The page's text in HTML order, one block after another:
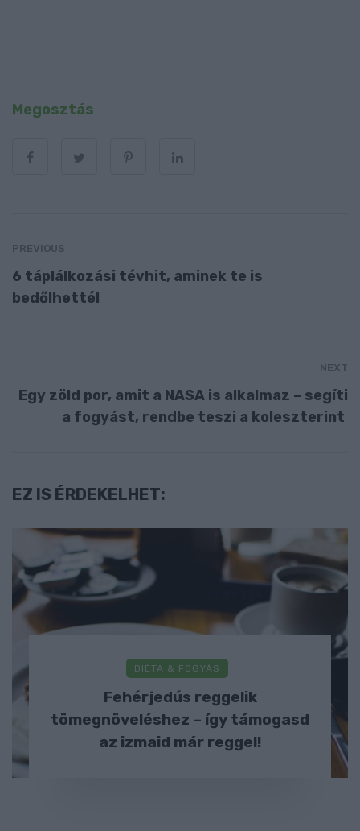
Megosztás
PREVIOUS
6 táplálkozási tévhit, aminek te is
bedőlhettél
NEXT
Egy zöld por, amit a NASA is alkalmaz – segíti
a fogyást, rendbe teszi a koleszterint
EZ IS ÉRDEKELHET:
DIÉTA & FOGYÁS
Fehérjedús reggelik
tömegnöveléshez – így támogasd
az izmaid már reggel!